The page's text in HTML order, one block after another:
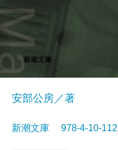
安部公房／著
新潮文庫 978-4-10-